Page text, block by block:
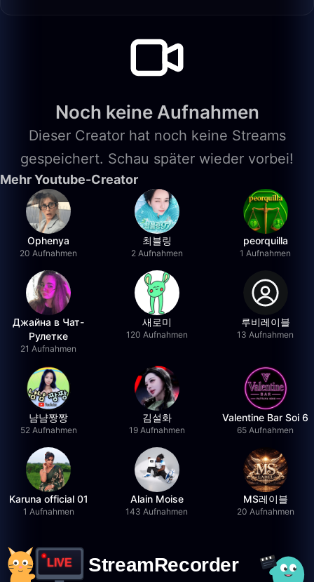
Noch keine Aufnahmen
Dieser Creator hat noch keine Streams
gespeichert. Schau später wieder vorbei!
Mehr Youtube-Creator
Ophenya
20 Aufnahmen
최블링
2 Aufnahmen
peorquilla
1 Aufnahmen
Джайна в Чат-
Рулетке
21 Aufnahmen
새로미
120 Aufnahmen
루비레이블
13 Aufnahmen
냠냠짱짱
52 Aufnahmen
김설화
19 Aufnahmen
Valentine Bar Soi 6
65 Aufnahmen
Karuna official 01
1 Aufnahmen
Alain Moise
143 Aufnahmen
MS레이블
20 Aufnahmen